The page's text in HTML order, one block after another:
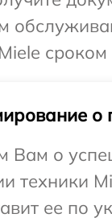
сроком
о
Вам о
техники
ее по